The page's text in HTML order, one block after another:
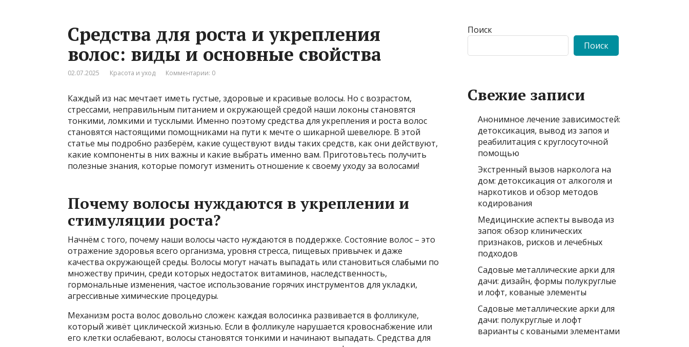
Средства для роста и укрепления
волос: виды и основные свойства
02.07.2025 Красота и уход Комментарии: 0
Каждый из нас мечтает иметь густые, здоровые и красивые волосы. Но с возрастом,
стрессами, неправильным питанием и окружающей средой наши локоны становятся
тонкими, ломкими и тусклыми. Именно поэтому средства для укрепления и роста волос
становятся настоящими помощниками на пути к мечте о шикарной шевелюре. В этой
статье мы подробно разберём, какие существуют виды таких средств, как они действуют,
какие компоненты в них важны и какие выбрать именно вам. Приготовьтесь получить
полезные знания, которые помогут изменить отношение к своему уходу за волосами!
Почему волосы нуждаются в укреплении и
стимуляции роста?
Начнём с того, почему наши волосы часто нуждаются в поддержке. Состояние волос – это
отражение здоровья всего организма, уровня стресса, пищевых привычек и даже
качества окружающей среды. Волосы могут начать выпадать или становиться слабыми по
множеству причин, среди которых недостаток витаминов, наследственность,
гормональные изменения, частое использование горячих инструментов для укладки,
агрессивные химические процедуры.
Механизм роста волос довольно сложен: каждая волосинка развивается в фолликуле,
который живёт циклической жизнью. Если в фолликуле нарушается кровоснабжение или
его клетки ослабевают, волосы становятся тонкими и начинают выпадать. Средства для
Поиск
Поиск
Свежие записи
Анонимное лечение зависимостей:
детоксикация, вывод из запоя и
реабилитация с круглосуточной
помощью
Экстренный вызов нарколога на
дом: детоксикация от алкоголя и
наркотиков и обзор методов
кодирования
Медицинские аспекты вывода из
запоя: обзор клинических
признаков, рисков и лечебных
подходов
Садовые металлические арки для
дачи: дизайн, формы полукруглые
и лофт, кованые элементы
Садовые металлические арки для
дачи: полукруглые и лофт
варианты с коваными элементами